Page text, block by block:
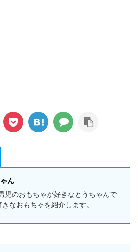
ん
児のおもちゃが好きなとうちゃんで
なおもちゃを紹介します。